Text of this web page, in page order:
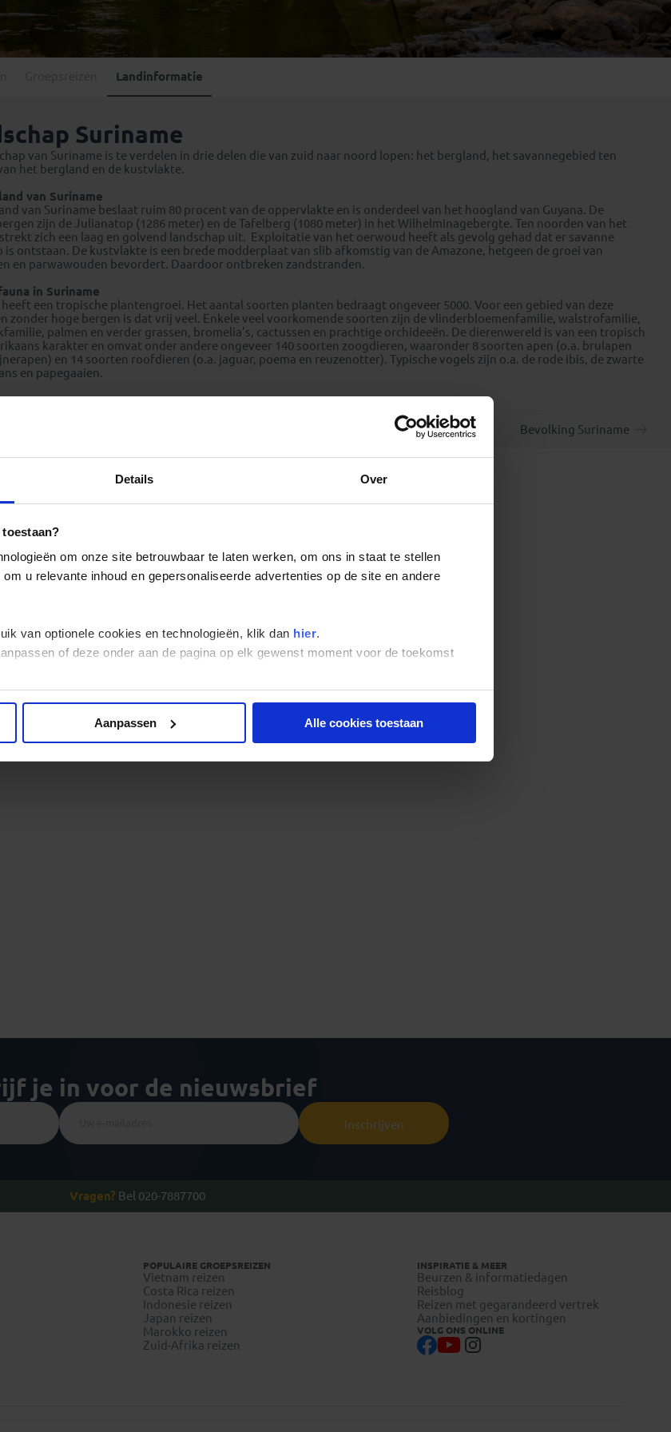
Details Over
om onze site betrouwbaar te laten werken, om ons in staat te stellen
u relevante inhoud en gepersonaliseerde advertenties op de site en andere
van optionele cookies en technologieën, klik dan hier.
of deze onder aan de pagina op elk gewenst moment voor de toekomst
Aanpassen Alle cookies toestaan
Mexico(4)
Kroatië(2)
Letland(3)
Moldavië
Montenegro
Emiraten(1)
Landinformatie
Suriname
van Suriname is te verdelen in drie delen die van zuid naar noord lopen: het bergland, het savannegebied ten
het bergland en de kustvlakte.
van Suriname
van Suriname beslaat ruim 80 procent van de oppervlakte en is onderdeel van het hoogland van Guyana. De
zijn de Julianatop (1286 meter) en de Tafelberg (1080 meter) in het Wilhelminagebergte. Ten noorden van het
zich een laag en golvend landschap uit. Exploitatie van het oerwoud heeft als gevolg gehad dat er savanne
is ontstaan. De kustvlakte is een brede modderplaat van slib afkomstig van de Amazone, hetgeen de groei van
en parwawouden bevordert. Daardoor ontbreken zandstranden.
in Suriname
heeft een tropische plantengroei. Het aantal soorten planten bedraagt ongeveer 5000. Voor een gebied van deze
zonder hoge bergen is dat vrij veel. Enkele veel voorkomende soorten zijn de vlinderbloemenfamilie, walstrofamilie,
palmen en verder grassen, bromelia's, cactussen en prachtige orchideeën. De dierenwereld is van een tropisch
karakter en omvat onder andere ongeveer 140 soorten zoogdieren, waaronder 8 soorten apen (o.a. brulapen
en 14 soorten roofdieren (o.a. jaguar, poema en reuzenotter). Typische vogels zijn o.a. de rode ibis, de zwarte
en papegaaien.
Bevolking Suriname
je in voor de nieuwsbrief
Inschrijven
Vragen? Bel 020-7887700
POPULAIRE GROEPSREIZEN
Vietnam reizen
Costa Rica reizen
Indonesie reizen
Japan reizen
Marokko reizen
Zuid-Afrika reizen
INSPIRATIE & MEER
Beurzen & informatiedagen
Reisblog
Reizen met gegarandeerd vertrek
Aanbiedingen en kortingen
VOLG ONS ONLINE